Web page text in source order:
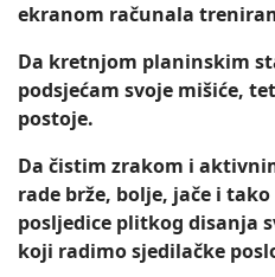
ekranom računala
Da kretnjom planinskim
podsjećam svoje mišiće,
postoje.
Da čistim zrakom i
rade brže, bolje, jače i
posljedice plitkog disanja
koji radimo sjedilačke